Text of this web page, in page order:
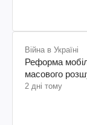
Війна в Україні
Реформа
масового
2 дні тому